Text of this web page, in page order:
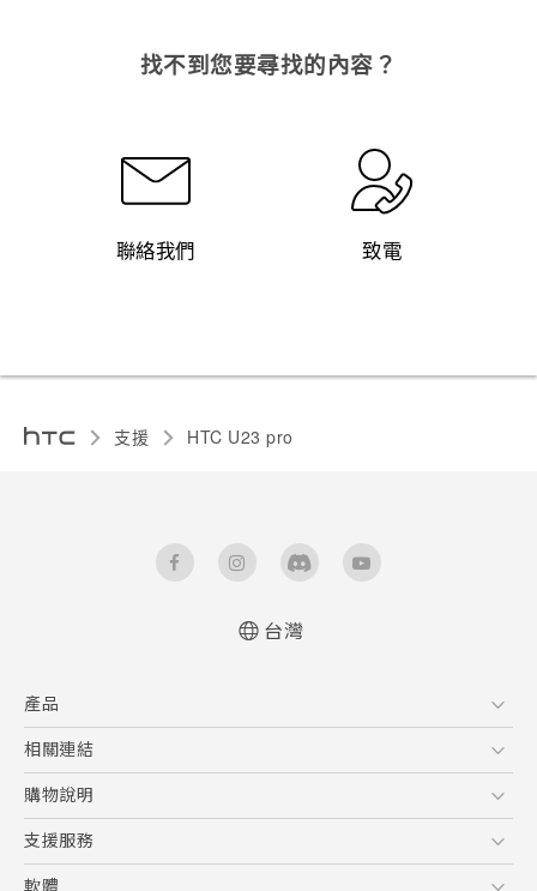
找不到您要尋找的內容？
聯絡我們 致電
支援 HTC U23 pro‎
User manual
台灣
產品
5G
智慧型手機
配件
相關連結
HTC Research
購物說明
購物須知
訂單管理
支援服務
到府收送維修服務
軟體